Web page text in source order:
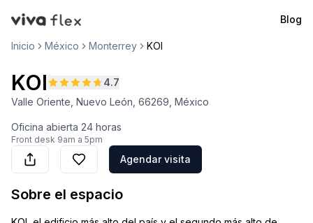
VivaFlex
Blog
Inicio México Monterrey KOI
KOI
4.7
Valle Oriente, Nuevo León, 66269, México
Oficina abierta 24 horas
Front desk 9am a 5pm
Agendar visita
Sobre el espacio